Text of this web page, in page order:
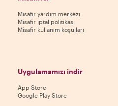
Misafir yardım merkezi
Misafir iptal politikası
Misafir kullanım koşulları
Uygulamamızı indir
App Store
Google Play Store